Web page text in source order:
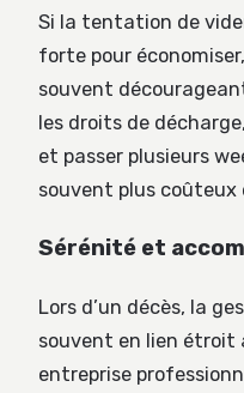
Si la tentation de
forte pour
souvent
les droits de
et passer plusieurs
souvent plus coûteux
Sérénité et
Lors d’un décès, la
souvent en lien étroit
entreprise